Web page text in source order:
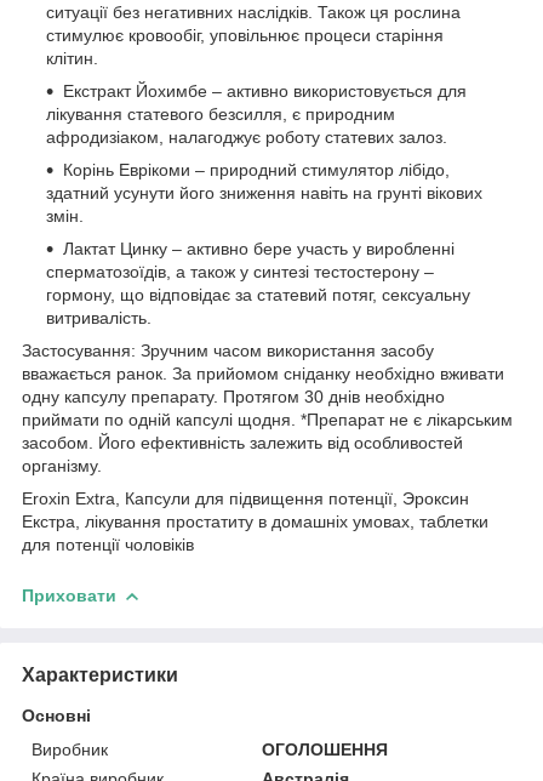
ситуації без негативних наслідків. Також ця рослина
стимулює кровообіг, уповільнює процеси старіння
клітин.
Екстракт Йохимбе – активно використовується для
лікування статевого безсилля, є природним
афродизіаком, налагоджує роботу статевих залоз.
Корінь Еврікоми – природний стимулятор лібідо,
здатний усунути його зниження навіть на грунті вікових
змін.
Лактат Цинку – активно бере участь у виробленні
сперматозоїдів, а також у синтезі тестостерону –
гормону, що відповідає за статевий потяг, сексуальну
витривалість.
Застосування: Зручним часом використання засобу
вважається ранок. За прийомом сніданку необхідно вживати
одну капсулу препарату. Протягом 30 днів необхідно
приймати по одній капсулі щодня. *Препарат не є лікарським
засобом. Його ефективність залежить від особливостей
організму.
Eroxin Extra, Капсули для підвищення потенції, Эроксин
Екстра, лікування простатиту в домашніх умовах, таблетки
для потенції чоловіків
Приховати
Характеристики
Основні
Виробник
ОГОЛОШЕННЯ